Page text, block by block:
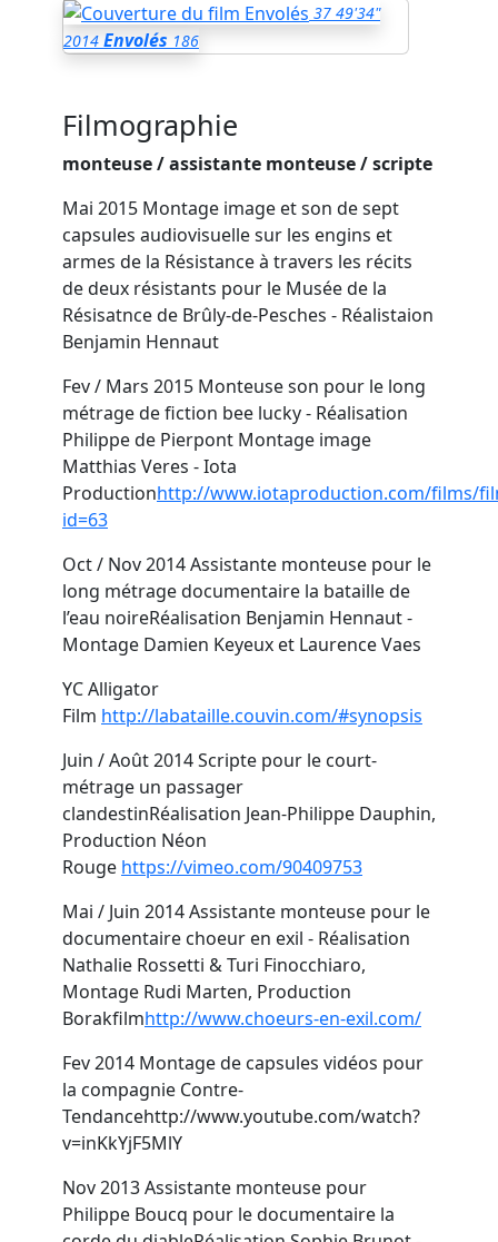
37 49'34"
2014 Envolés 186
Filmographie
monteuse/assistante monteuse/scripte
Mai 2015 Montage image et son de sept
capsules audiovisuelle sur les engins et
armes de la Résistance à travers les récits
de deux résistants pour le Musée de la
Résisatnce de Brûly-de-Pesches - Réalistaion
Benjamin Hennaut
Fev / Mars 2015 Monteuse son pour le long
métrage de fiction bee lucky- Réalisation
Philippe de Pierpont Montage image
Matthias Veres - Iota
Productionhttp://www.iotaproduction.com/films/
id=63
Oct / Nov 2014Assistante monteuse pour le
long métrage documentaire la bataille de
l’eau noireRéalisation Benjamin Hennaut -
Montage Damien Keyeux et Laurence Vaes
YC Alligator
Film http://labataille.couvin.com/#synopsis
Juin / Août 2014Scripte pour le court-
métrage un passager
clandestinRéalisation Jean-Philippe Dauphin,
Production Néon
Rouge https://vimeo.com/90409753
Mai / Juin 2014Assistante monteuse pour le
documentaire choeur en exil - Réalisation
Nathalie Rossetti & Turi Finocchiaro,
Montage Rudi Marten, Production
Borakfilmhttp://www.choeurs-en-exil.com/
Fev 2014 Montage de capsules vidéos pour
la compagnie Contre-
Tendancehttp://www.youtube.com/watch?
v=inKkYjF5MlY
Nov 2013Assistante monteuse pour
Philippe Boucq pour le documentaire la